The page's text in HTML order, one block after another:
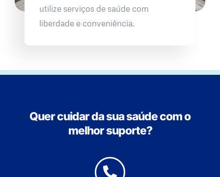
utilize serviços de saúde com
liberdade e conveniência.
Quer cuidar da sua saúde com o
melhor suporte?